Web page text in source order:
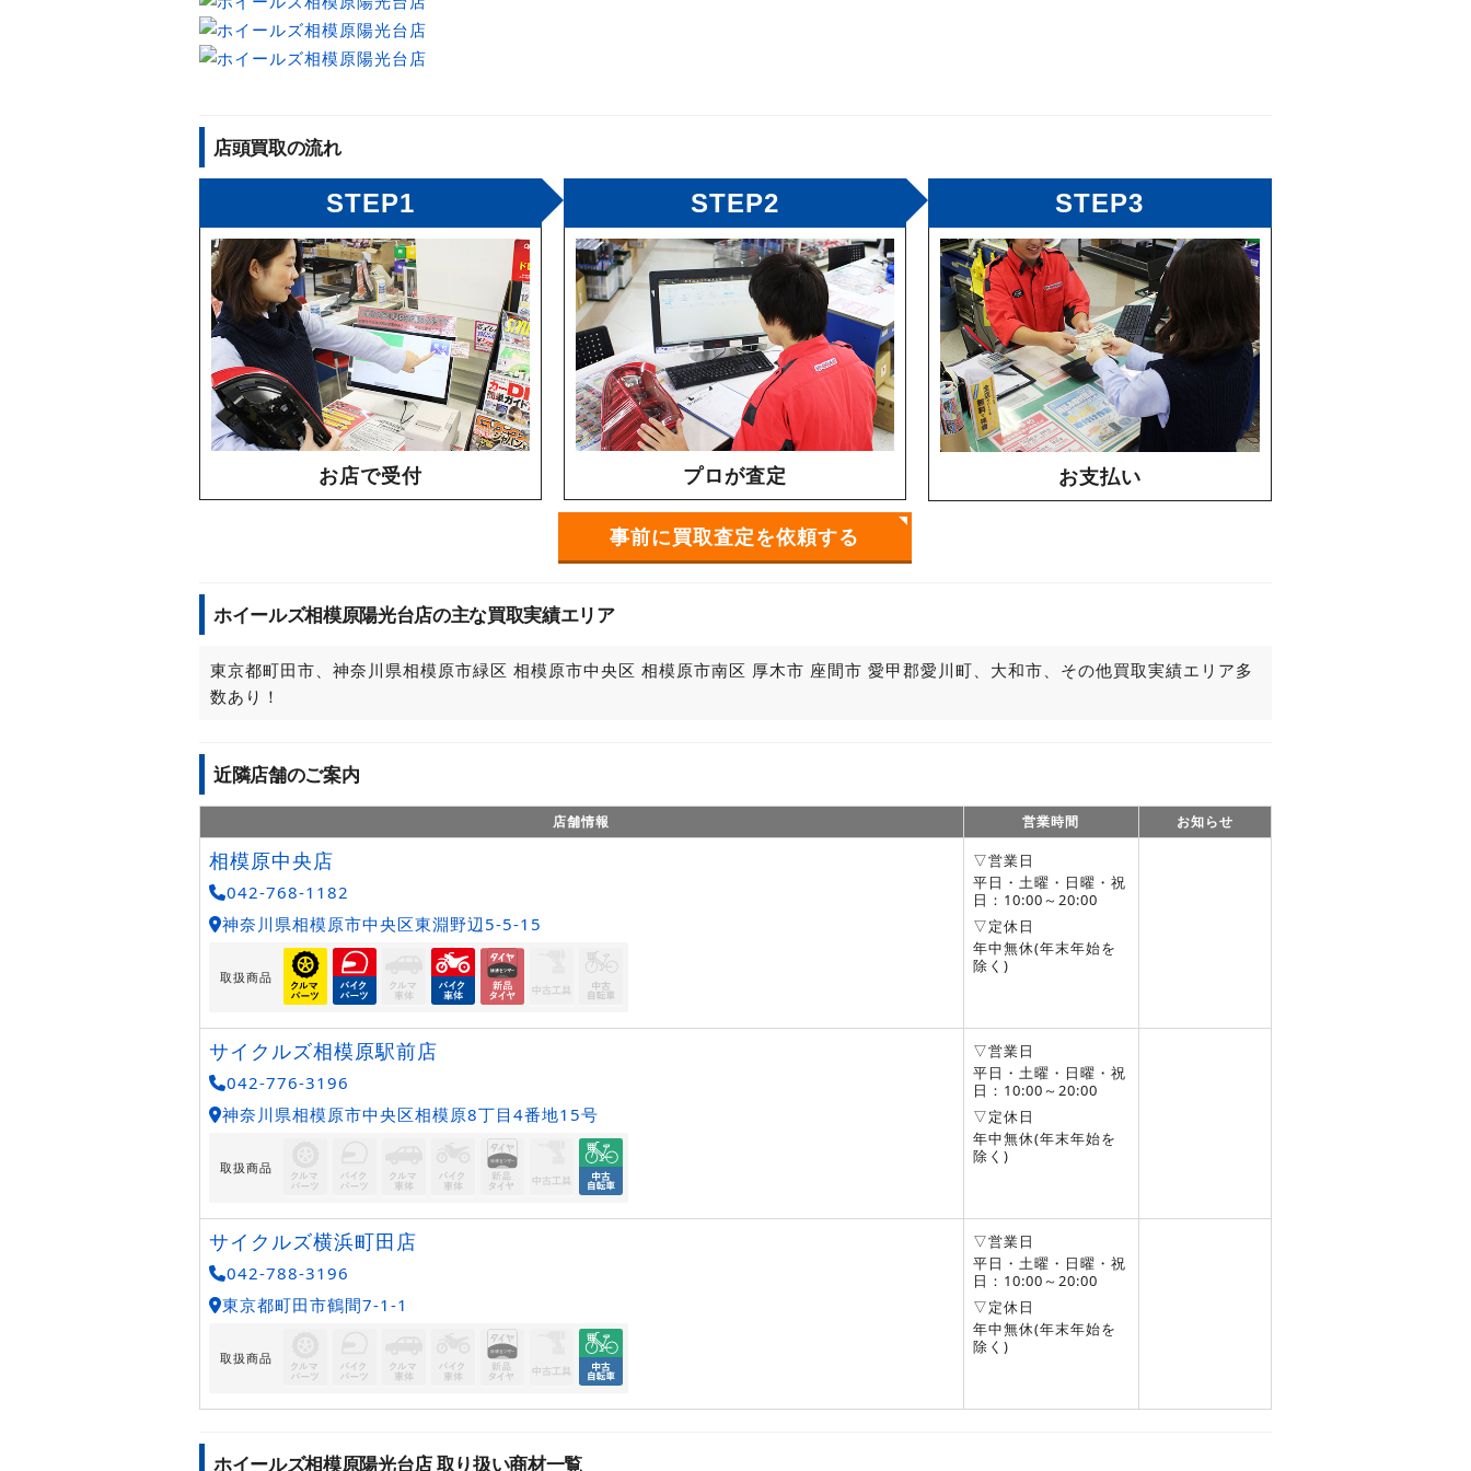
店頭買取の流れ
STEP1
お店で受付
STEP2
プロが査定
STEP3
お支払い
事前に買取査定を依頼する
ホイールズ相模原陽光台店の主な買取実績エリア
東京都町田市、神奈川県相模原市緑区 相模原市中央区 相模原市南区 厚木市 座間市 愛甲郡愛川町、大和市、その他買取実績エリア多
数あり！
近隣店舗のご案内
店舗情報 営業時間 お知らせ
相模原中央店
042-768-1182
神奈川県相模原市中央区東淵野辺5-5-15
取扱商品
▽営業日
平日・土曜・日曜・祝
日：10:00～20:00
▽定休日
年中無休(年末年始を
除く)
サイクルズ相模原駅前店
042-776-3196
神奈川県相模原市中央区相模原8丁目4番地15号
取扱商品
▽営業日
平日・土曜・日曜・祝
日：10:00～20:00
▽定休日
年中無休(年末年始を
除く)
サイクルズ横浜町田店
042-788-3196
東京都町田市鶴間7-1-1
取扱商品
▽営業日
平日・土曜・日曜・祝
日：10:00～20:00
▽定休日
年中無休(年末年始を
除く)
ホイールズ相模原陽光台店 取り扱い商材一覧